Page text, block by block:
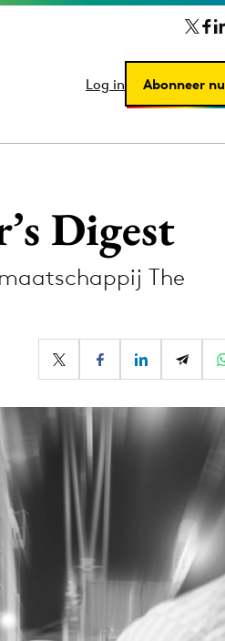
Log in Abonneer nu
Log in Abonneer nu
Digest
The